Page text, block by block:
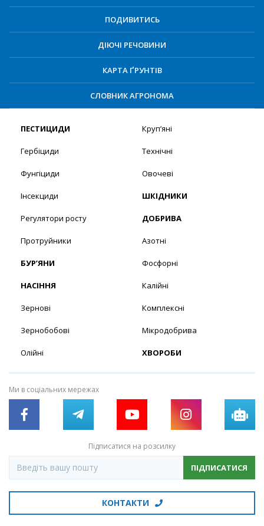
ПОДИВИТИСЬ
ДІЮЧІ РЕЧОВИНИ
КАРТА ҐРУНТІВ
СЛОВНИК АГРОНОМА
ПЕСТИЦИДИ
Гербіциди
Фунгіциди
Інсекциди
Регулятори росту
Протруйники
БУР’ЯНИ
НАСІННЯ
Зернові
Зернобобові
Олійні
Круп’яні
Технічні
Овочеві
ШКІДНИКИ
ДОБРИВА
Азотні
Фосфорні
Калійні
Комплексні
Мікродобрива
ХВОРОБИ
Ми в соціальних мережах
Підписатися на розсилку
ПІДПИСАТИСЯ
КОНТАКТИ